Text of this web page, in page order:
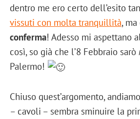
dentro me ero certo dell’esito
vissuti con molta tranquillità,
conferma! Adesso mi aspettano
così, so già che l’8 Febbraio sarò
Palermo!
Chiuso quest’argomento,
– cavoli – sembra sminuire la